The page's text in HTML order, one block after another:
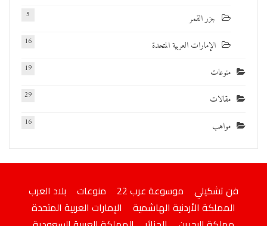
جزر القمر 5
الإمارات العربية المتحدة 16
منوعات 19
مقالات 29
مواهب 16
فن تشكيلي موسوعة عرب 22 منوعات
بلاد العرب
المملكة الأردنية الهاشمية
الإمارات العربية المتحدة